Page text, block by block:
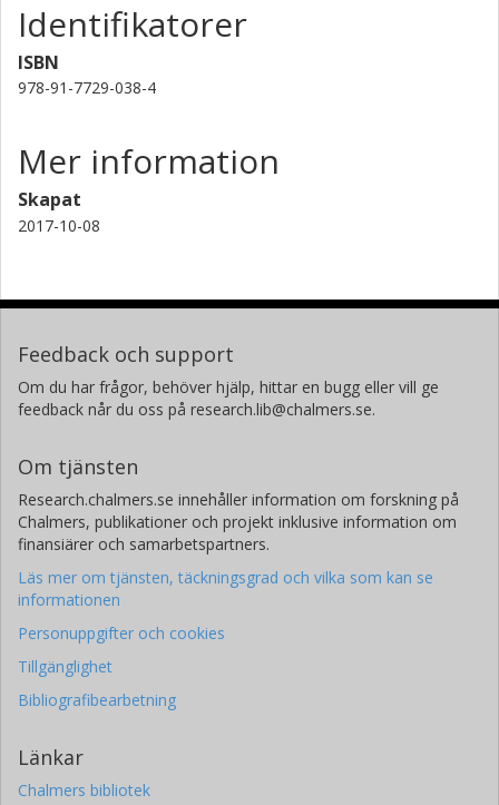
Identifikatorer
ISBN
978-91-7729-038-4
Mer information
Skapat
2017-10-08
Feedback och support
Om du har frågor, behöver hjälp, hittar en bugg eller vill ge
feedback når du oss på research.lib@chalmers.se.
Om tjänsten
Research.chalmers.se innehåller information om forskning på
Chalmers, publikationer och projekt inklusive information om
finansiärer och samarbetspartners.
Läs mer om tjänsten, täckningsgrad och vilka som kan se
informationen
Personuppgifter och cookies
Tillgänglighet
Bibliografibearbetning
Länkar
Chalmers bibliotek